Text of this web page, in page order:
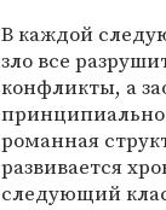
В каждой
зло все
конфликты, а
принципиально
романная
развивается
следующий